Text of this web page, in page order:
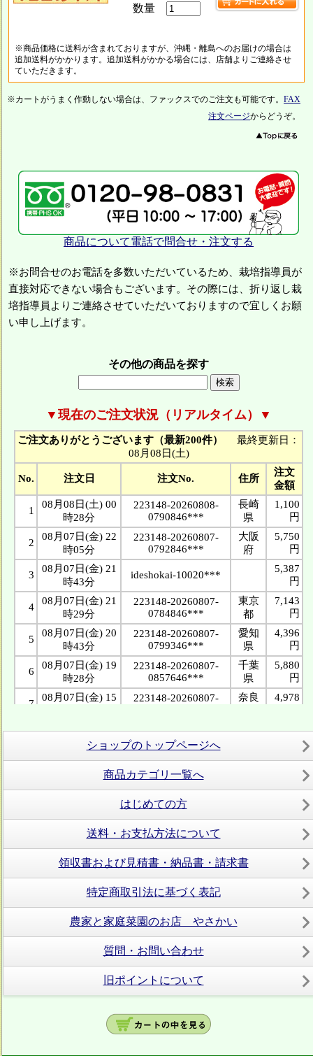
数量
※商品価格に送料が含まれておりますが、沖縄・離島へのお届けの場合は
追加送料がかかります。追加送料がかかる場合には、店舗よりご連絡させ
ていただきます。
※カートがうまく作動しない場合は、ファックスでのご注文も可能です。 FAX
注文ページからどうぞ。
商品について電話で問合せ・注文する
※お問合せのお電話を多数いただいているため、栽培指導員が
直接対応できない場合もございます。その際には、折り返し栽
培指導員よりご連絡させていただいておりますので宜しくお願
い申し上げます。
その他の商品を探す
▼現在のご注文状況（リアルタイム）▼
ショップのトップページへ
商品カテゴリ一覧へ
はじめての方
送料・お支払方法について
領収書および見積書・納品書・請求書
特定商取引法に基づく表記
農家と家庭菜園のお店 やさかい
質問・お問い合わせ
旧ポイントについて